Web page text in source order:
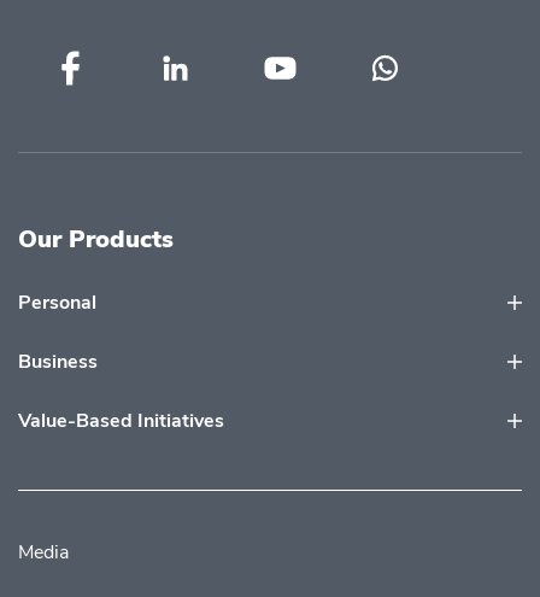
Our Products
Personal
Business
Value-Based Initiatives
Media